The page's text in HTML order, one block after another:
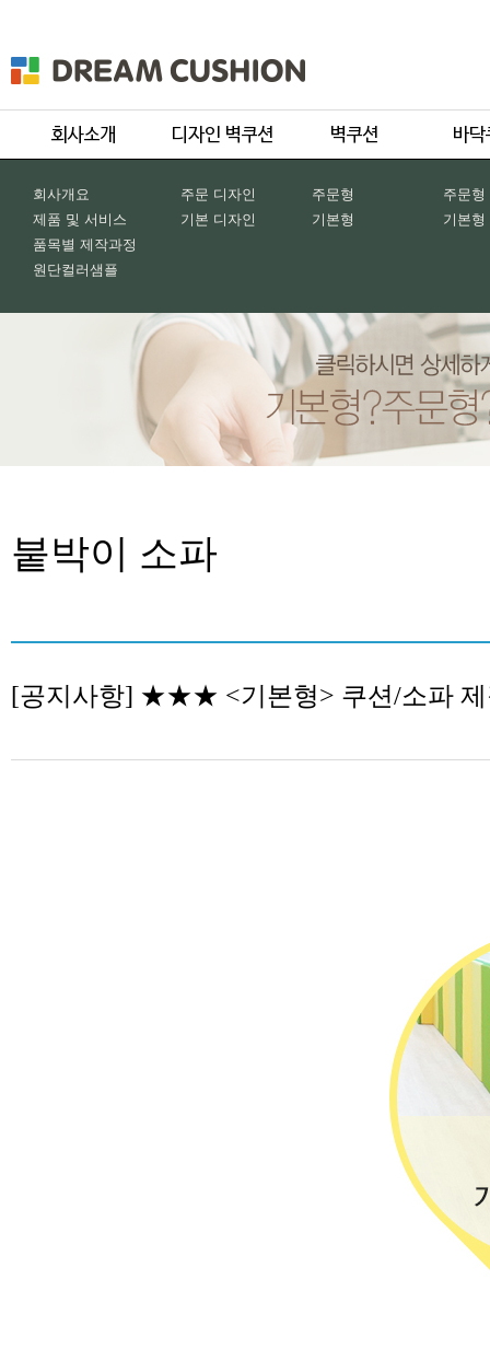
회사개요
제품 및 서비스
품목별 제작과정
원단컬러샘플
주문 디자인
기본 디자인
주문형
기본형
주문형
기본형
붙박이 소파
[공지사항] ★★★ <기본형> 쿠션/소파